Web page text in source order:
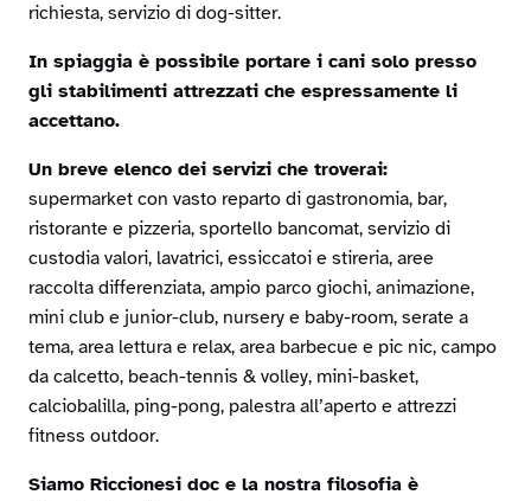
richiesta, servizio di dog-sitter.
In spiaggia è possibile portare i cani solo presso
gli stabilimenti attrezzati che espressamente li
accettano.
Un breve elenco dei servizi che troverai:
supermarket con vasto reparto di gastronomia, bar,
ristorante e pizzeria, sportello bancomat, servizio di
custodia valori, lavatrici, essiccatoi e stireria, aree
raccolta differenziata, ampio parco giochi, animazione,
mini club e junior-club, nursery e baby-room, serate a
tema, area lettura e relax, area barbecue e pic nic, campo
da calcetto, beach-tennis & volley, mini-basket,
calciobalilla, ping-pong, palestra all’aperto e attrezzi
fitness outdoor.
Siamo Riccionesi doc e la nostra filosofia è